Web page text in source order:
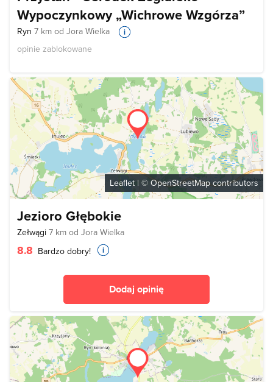
Wypoczynkowy „Wichrowe Wzgórza”
Ryn 7 km od Jora Wielka
opinie zablokowane
Leaflet | © OpenStreetMap contributors
Jezioro Głębokie
Zełwągi 7 km od Jora Wielka
8.8 Bardzo dobry!
Dodaj opinię